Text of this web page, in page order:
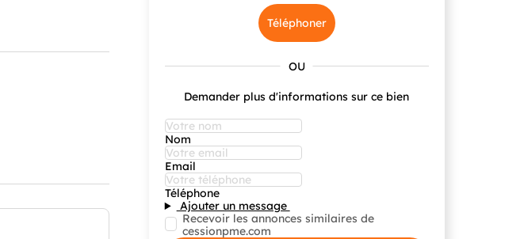
Téléphoner
Demander plus d'informations sur ce bien
Nom
Email
Téléphone
Ajouter un message
Recevoir les annonces similaires de
cessionpme.com